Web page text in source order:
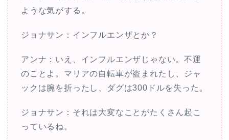
ような気がする。
ジョナサン：インフルエンザとか？
アンナ：いえ、インフルエンザじゃない。不運
のことよ。マリアの自転車が盗まれたし、ジャ
ックは腕を折ったし、ダグは300ドルを失った。
ジョナサン：それは大変なことがたくさん起こ
っているね。